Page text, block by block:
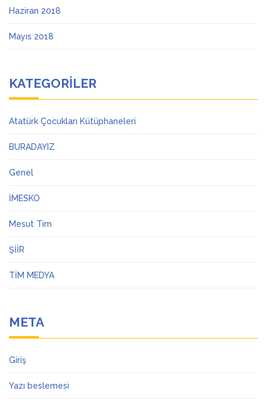
Haziran 2018
Mayıs 2018
KATEGORILER
Atatürk Çocukları Kütüphaneleri
BURADAYIZ
Genel
İMESKO
Mesut Tim
ŞİİR
TİM MEDYA
META
Giriş
Yazı beslemesi